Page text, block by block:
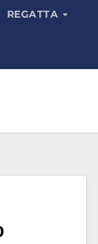
REGATTA